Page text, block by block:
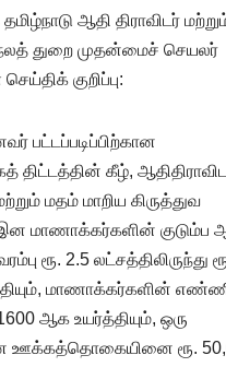
ஆதி திராவிடர்
நலத் துறை முதன்மைச் செயலர்
குறிப்பு:
பட்டப்படிப்பிற்கான
கீழ்,
மதம் மாறிய கிருத்துவ
இன மாணாக்கர்களின் குடும்ப
ரூ. 2.5 லட்சத்திலிருந்து
மாணாக்கர்களின்
ஆக உயர்த்தியும், ஒரு
ஊக்கத்தொகையினை ரூ.